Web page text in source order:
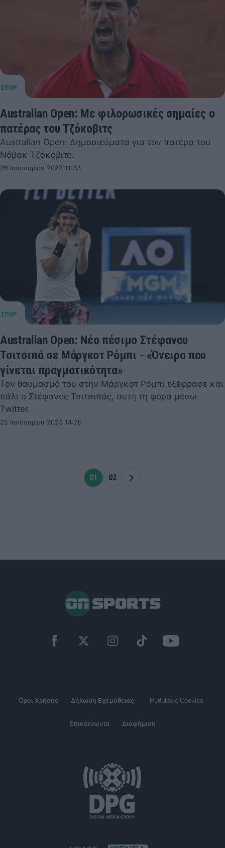
Australian Open: Με φιλορωσικές σημαίες ο
πατέρας του Τζόκοβιτς
Australian Open: Δημοσιεύματα για τον πατέρα του
Νόβακ Τζόκοβιτς.
26 Ιανουαρίου 2023 11:33
Australian Open: Νέο πέσιμο Στέφανου
Τσιτσιπά σε Μάργκοτ Ρόμπι - «Όνειρο που
γίνεται πραγματικότητα»
Τον θαυμασμό του στην Μάργκοτ Ρόμπι εξέφρασε και
πάλι ο Στέφανος Τσιτσιπάς, αυτή τη φορά μέσω
Twitter.
25 Ιανουαρίου 2023 14:20
01 02
Όροι Χρήσης Δήλωση Εχεμύθειας Ρυθμίσεις Cookies
Επικοινωνία Διαφήμιση